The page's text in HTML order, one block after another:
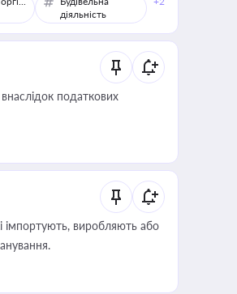
діяльність
податкових
імпортують, виробляють або